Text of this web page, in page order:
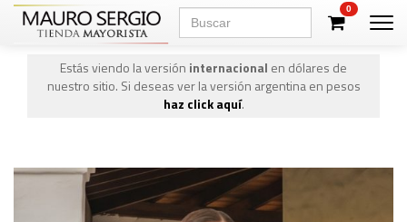
0
Estás viendo la versión internacional en dólares de
nuestro sitio. Si deseas ver la versión argentina en pesos
haz click aquí.